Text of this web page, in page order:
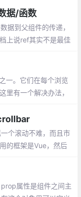
据/函数
据到父组件的传递，
上说ref其实不是最佳
一。它们在每个浏览
里有一个解决办法，
个滚动不难，而且市
的框架是Vue，然后
属性是组件之间主